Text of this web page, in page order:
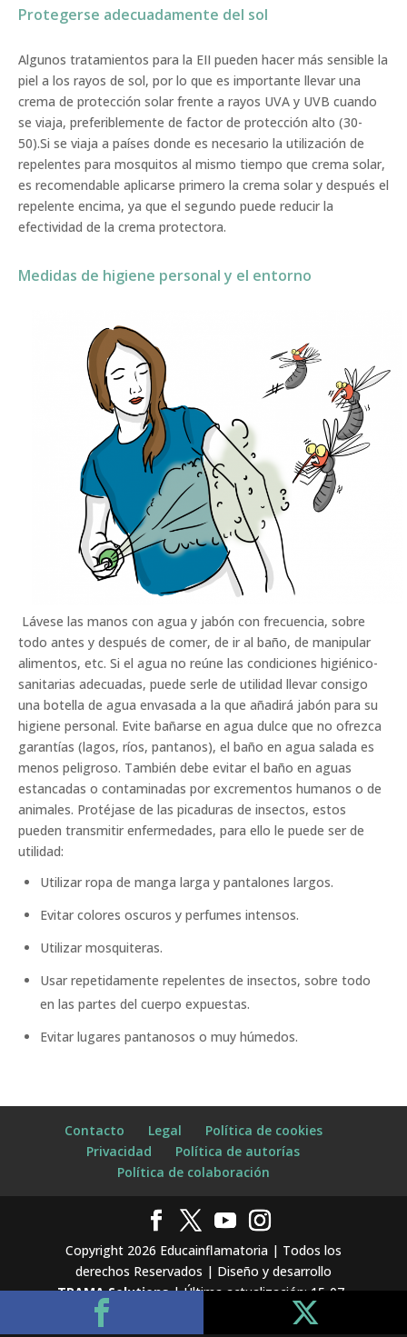
Protegerse adecuadamente del sol
Algunos tratamientos para la EII pueden hacer más sensible la
piel a los rayos de sol, por lo que es importante llevar una
crema de protección solar frente a rayos UVA y UVB cuando
se viaja, preferiblemente de factor de protección alto (30-
50).Si se viaja a países donde es necesario la utilización de
repelentes para mosquitos al mismo tiempo que crema solar,
es recomendable aplicarse primero la crema solar y después el
repelente encima, ya que el segundo puede reducir la
efectividad de la crema protectora.
Medidas de higiene personal y el entorno
Lávese las manos con agua y jabón con frecuencia, sobre
todo antes y después de comer, de ir al baño, de manipular
alimentos, etc. Si el agua no reúne las condiciones higiénico-
sanitarias adecuadas, puede serle de utilidad llevar consigo
una botella de agua envasada a la que añadirá jabón para su
higiene personal. Evite bañarse en agua dulce que no ofrezca
garantías (lagos, ríos, pantanos), el baño en agua salada es
menos peligroso. También debe evitar el baño en aguas
estancadas o contaminadas por excrementos humanos o de
animales. Protéjase de las picaduras de insectos, estos
pueden transmitir enfermedades, para ello le puede ser de
utilidad:
Utilizar ropa de manga larga y pantalones largos.
Evitar colores oscuros y perfumes intensos.
Utilizar mosquiteras.
Usar repetidamente repelentes de insectos, sobre todo
en las partes del cuerpo expuestas.
Evitar lugares pantanosos o muy húmedos.
Contacto Legal
Política de cookies
Privacidad
Política de autorías
Política de colaboración
Copyright 2026 Educainflamatoria | Todos los
derechos Reservados | Diseño y desarrollo
TRAMA Solutions| Última actualización: 15-07-